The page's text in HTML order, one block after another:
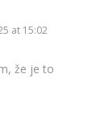
at 15:02